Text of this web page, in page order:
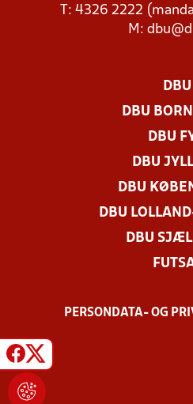
T: 4326 2222
M:
DBU
DBU
DBU
DBU
DBU
DBU
DBU
PERSONDATA- OG